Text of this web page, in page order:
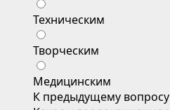
Техническим
Творческим
Медицинским
К предыдущему вопросу